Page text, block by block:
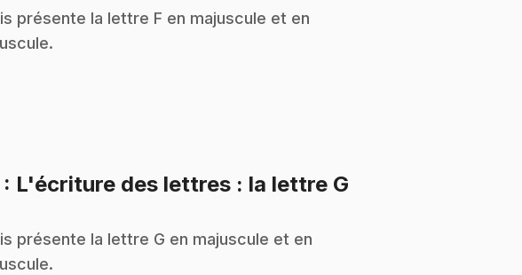
présente la lettre F en majuscule et en
: L'écriture des lettres : la lettre G
présente la lettre G en majuscule et en